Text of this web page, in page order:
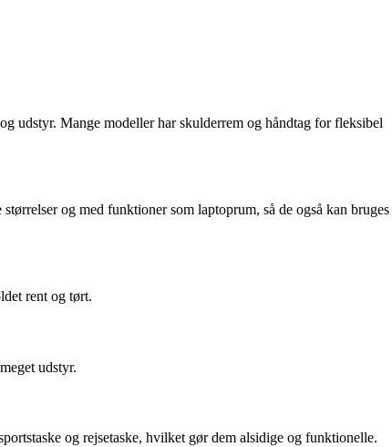
udstyr. Mange modeller har skulderrem og håndtag for fleksibel
og med funktioner som laptoprum, så de også kan bruges
rent og tørt.
udstyr.
og rejsetaske, hvilket gør dem alsidige og funktionelle.